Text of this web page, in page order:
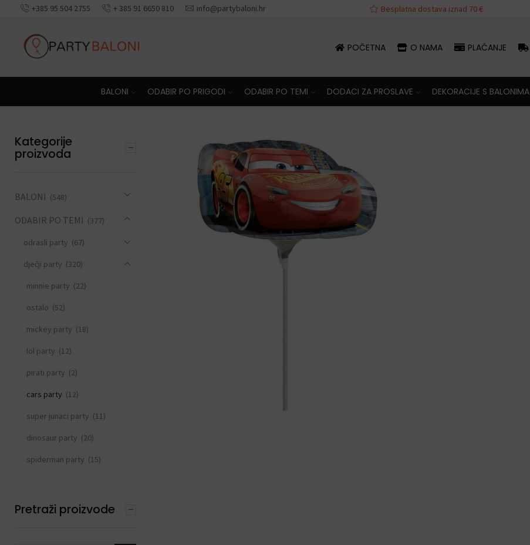
+385 95 504 2755 + 385 91 6650 810 info@partybaloni.hr
Besplatna dostava iznad 70 € Besplatna dostava iznad 70 €
POČETNA O NAMA PLAĆANJE
BALONI ODABIR PO PRIGODI ODABIR PO TEMI DODACI ZA PROSLAVE DEKORACIJE S BALONIMA
Kategorije
proizvoda
BALONI (548)
ODABIR PO TEMI (377)
odrasli party (67)
dječji party (320)
minnie party (22)
ostalo (52)
mickey party (18)
lol party (12)
pirati party (2)
cars party (12)
super junaci party (11)
dinosaur party (20)
spiderman party (15)
svemirski party
Pretraži proizvode